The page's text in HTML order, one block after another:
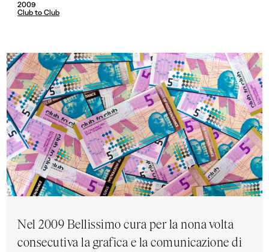
2009
Club to Club
Nel 2009 Bellissimo cura per la nona volta
consecutiva la grafica e la comunicazione di